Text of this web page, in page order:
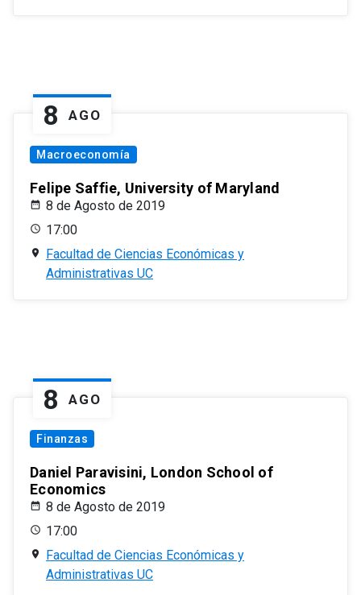
8 AGO
Macroeconomía
Felipe Saffie, University of Maryland
8 de Agosto de 2019
17:00
Facultad de Ciencias Económicas y
Administrativas UC
8 AGO
Finanzas
Daniel Paravisini, London School of
Economics
8 de Agosto de 2019
17:00
Facultad de Ciencias Económicas y
Administrativas UC